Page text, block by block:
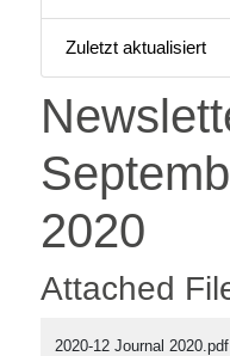
Zuletzt aktualisiert
2020
Attached
2020-12 Journal 2020.pdf